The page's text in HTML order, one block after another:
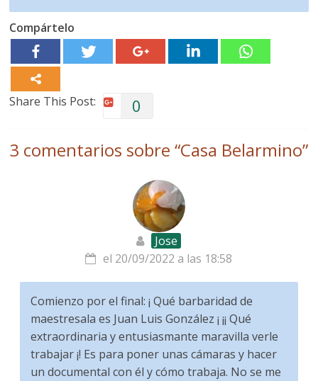
Compártelo
Share This Post: 0
3 comentarios sobre “Casa Belarmino”
Jose
el 20/09/2022 a las 18:58
Comienzo por el final: ¡ Qué barbaridad de
maestresala es Juan Luis González ¡ ¡¡ Qué
extraordinaria y entusiasmante maravilla verle
trabajar ¡! Es para poner unas cámaras y hacer
un documental con él y cómo trabaja. No se me